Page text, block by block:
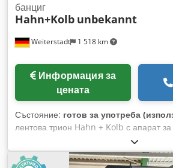
Weiterstadt 1 518 km
банциг
Hahn+Kolb unbekannt
Информация за
цената
Състояние: готов за употреба
лентова трион Hahn + Kolb с апарат
лентови триони Ideal и шлайфмашина.
Akkjck